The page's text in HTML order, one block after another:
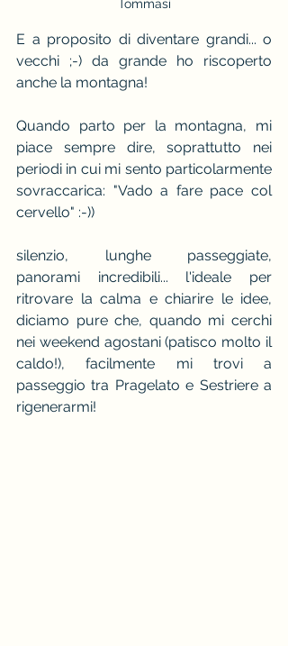
Tommasi
E a proposito di diventare grandi... o
vecchi ;-) da grande ho riscoperto
anche la montagna!
Quando parto per la montagna, mi
piace sempre dire, soprattutto nei
periodi in cui mi sento particolarmente
sovraccarica: "Vado a fare pace col
cervello" :-))
silenzio, lunghe passeggiate,
panorami incredibili... l'ideale per
ritrovare la calma e chiarire le idee,
diciamo pure che, quando mi cerchi
nei weekend agostani (patisco molto il
caldo!), facilmente mi trovi a
passeggio tra Pragelato e Sestriere a
rigenerarmi!